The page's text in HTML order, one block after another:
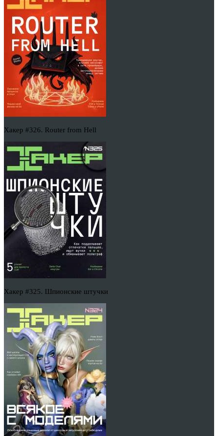
Хакер #326. Router from Hell
Хакер #325. Шпионские штучки